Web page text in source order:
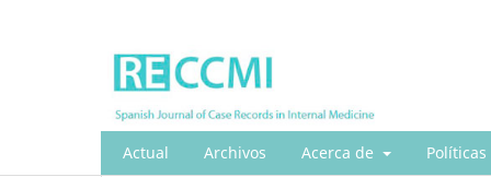
Actual Archivos Acerca de